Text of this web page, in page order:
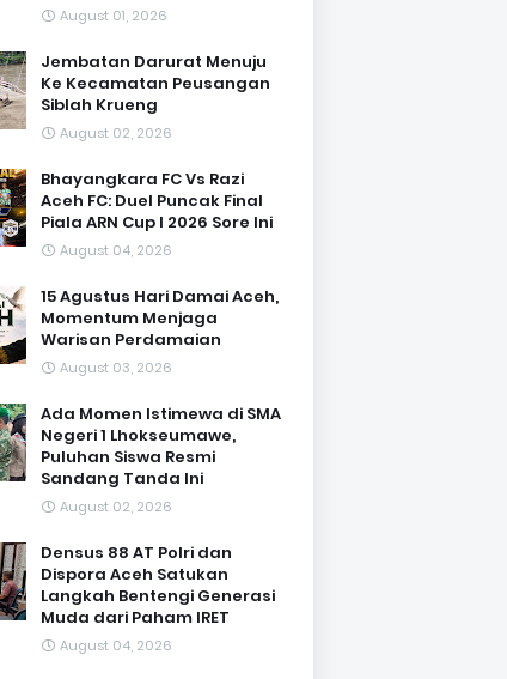
August 01, 2026
Jembatan Darurat Menuju
Ke Kecamatan Peusangan
Siblah Krueng
August 02, 2026
Bhayangkara FC Vs Razi
Aceh FC: Duel Puncak Final
Piala ARN Cup I 2026 Sore Ini
August 04, 2026
15 Agustus Hari Damai Aceh,
Momentum Menjaga
Warisan Perdamaian
August 03, 2026
Ada Momen Istimewa di SMA
Negeri 1 Lhokseumawe,
Puluhan Siswa Resmi
Sandang Tanda Ini
August 02, 2026
Densus 88 AT Polri dan
Dispora Aceh Satukan
Langkah Bentengi Generasi
Muda dari Paham IRET
August 04, 2026